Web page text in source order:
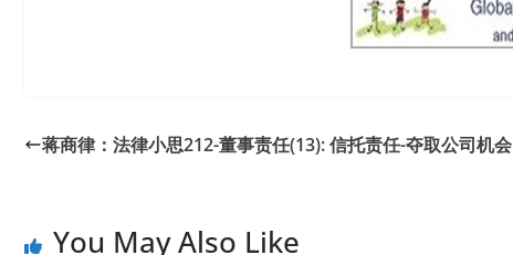
蒋商律：法律小思212-董事责任(13): 信托责任-夺取公司机会
You May Also Like